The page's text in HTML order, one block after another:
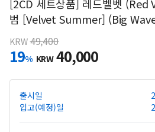
[2CD 세트상품] 레드벨벳 (Red
범 [Velvet Summer] (Big
KRW 49,400
19% KRW 40,000
출시일
입고(예정)일